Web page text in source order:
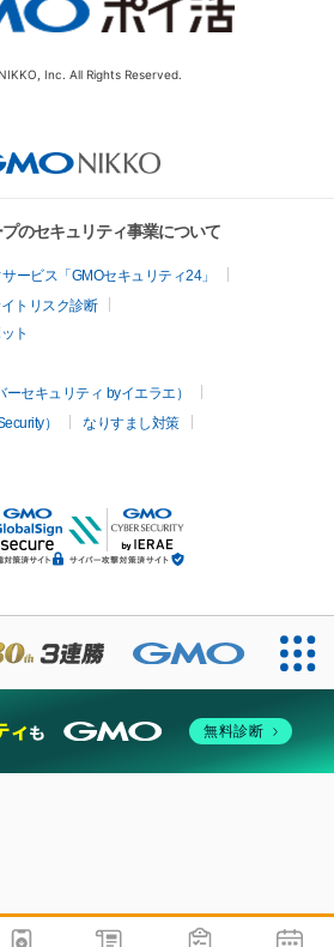
Inc. All Rights Reserved.
のセキュリティ事業について
ービス「GMOセキュリティ24」
トリスク診断
ト
セキュリティ byイエラエ）
）
なりすまし対策
無料診断